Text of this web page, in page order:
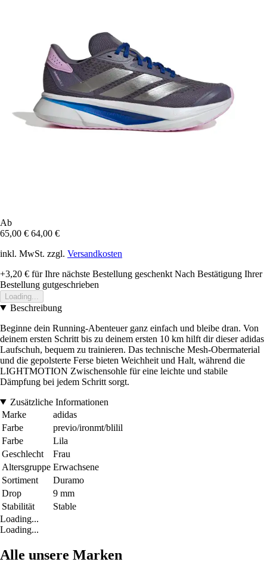
Ab
65,00 € 64,00 €
inkl. MwSt. zzgl. Versandkosten
+3,20 € für Ihre nächste Bestellung geschenkt Nach Bestätigung Ihrer
Bestellung gutgeschrieben
Loading...
Beschreibung
Beginne dein Running-Abenteuer ganz einfach und bleibe dran. Von
deinem ersten Schritt bis zu deinem ersten 10 km hilft dir dieser adidas
Laufschuh, bequem zu trainieren. Das technische Mesh-Obermaterial
und die gepolsterte Ferse bieten Weichheit und Halt, während die
LIGHTMOTION Zwischensohle für eine leichte und stabile
Dämpfung bei jedem Schritt sorgt.
Zusätzliche Informationen
Marke
adidas
Farbe
previo/ironmt/blilil
Farbe
Lila
Geschlecht
Frau
Altersgruppe Erwachsene
Sortiment
Duramo
Drop
9 mm
Stabilität
Stable
Loading...
Loading...
Alle unsere Marken